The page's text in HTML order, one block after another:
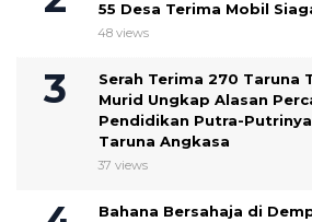
55 Desa Terima Mobil
48 views
Serah Terima 270 Taruna
Murid Ungkap Alasan
Pendidikan Putra-Putrinya
Taruna Angkasa
37 views
Bahana Bersahaja di